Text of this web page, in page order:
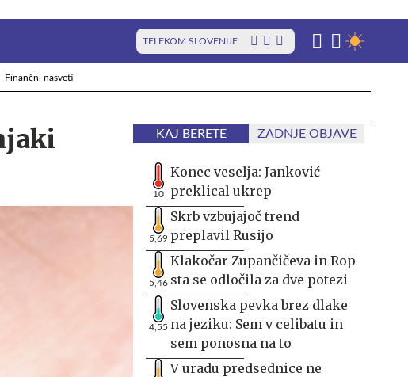
Finančni nasveti
TELEKOM SLOVENIJE
KAJ BERETE ZADNJE OBJAVE
10
Konec veselja: Janković
preklical ukrep
5,69
Skrb vzbujajoč trend
preplavil Rusijo
5,46
Klakočar Zupančičeva in Rop
sta se odločila za dve potezi
4,55
Slovenska pevka brez dlake
na jeziku: Sem v celibatu in
sem ponosna na to
V uradu predsednice ne